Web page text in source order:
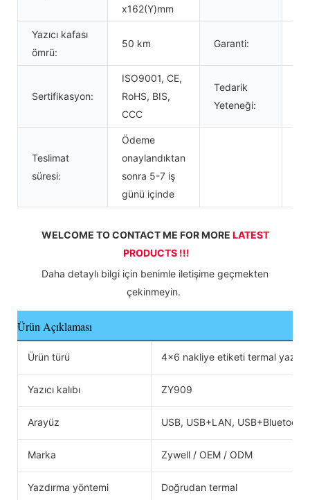
x162(Y)mm
Yazıcı kafası
ömrü:
50 km Garanti:
Sertifikasyon:
ISO9001, CE,
RoHS, BIS,
CCC
Tedarik
Yeteneği:
Teslimat
süresi:
Ödeme
onaylandıktan
sonra 5-7 iş
günü içinde
WELCOME TO CONTACT ME FOR MORE LATEST
PRODUCTS !!!
çekinmeyin.
Ürün Açıklaması
Ürün türü 4x6 nakliye etiketi termal
Yazıcı kalıbı ZY909
Arayüz USB, USB+LAN,
Marka Zywell / OEM / ODM
Yazdırma yöntemi Doğrudan termal